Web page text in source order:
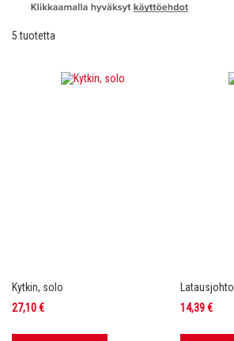
5tuotetta
Kytkin, solo
27,10 €
Latausjohto
14,39 €